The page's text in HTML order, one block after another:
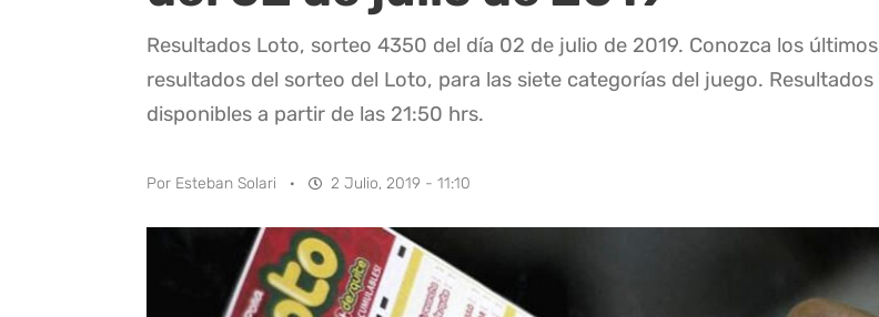
Resultados Loto, sorteo 4350 del día 02 de julio de 2019. Conozca los últimos
resultados del sorteo del Loto, para las siete categorías del juego. Resultados
disponibles a partir de las 21:50 hrs.
Por Esteban Solari · 2 Julio, 2019 - 11:10